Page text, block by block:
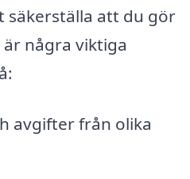
att du gör
några viktiga
avgifter från olika